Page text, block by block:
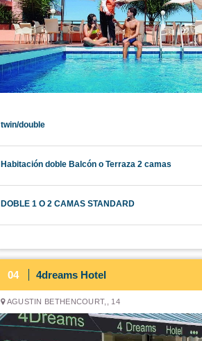
twin/double
Habitación doble Balcón o Terraza 2 camas
DOBLE 1 O 2 CAMAS STANDARD
04 4dreams Hotel
AGUSTIN BETHENCOURT,, 14